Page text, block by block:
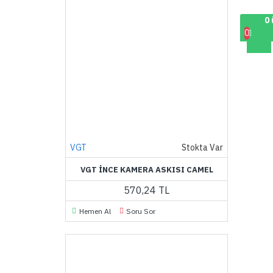
0
0
VGT Stokta Var
VGT İNCE KAMERA ASKISI CAMEL
570,24 TL
Hemen Al Soru Sor